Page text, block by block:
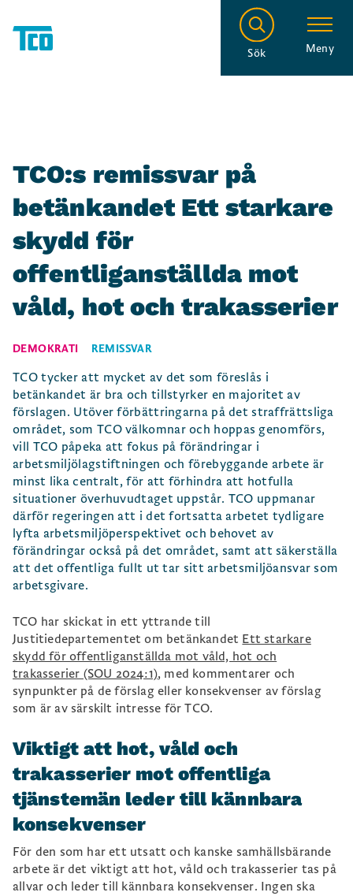
Sök Meny
TCO:s remissvar på
betänkandet Ett starkare
skydd för
offentliganställda mot
våld, hot och trakasserier
DEMOKRATI REMISSVAR
TCO tycker att mycket av det som föreslås i
betänkandet är bra och tillstyrker en majoritet av
förslagen. Utöver förbättringarna på det straffrättsliga
området, som TCO välkomnar och hoppas genomförs,
vill TCO påpeka att fokus på förändringar i
arbetsmiljölagstiftningen och förebyggande arbete är
minst lika centralt, för att förhindra att hotfulla
situationer överhuvudtaget uppstår. TCO uppmanar
därför regeringen att i det fortsatta arbetet tydligare
lyfta arbetsmiljöperspektivet och behovet av
förändringar också på det området, samt att säkerställa
att det offentliga fullt ut tar sitt arbetsmiljöansvar som
arbetsgivare.
TCO har skickat in ett yttrande till
Justitiedepartementet om betänkandet Ett starkare
skydd för offentliganställda mot våld, hot och
trakasserier (SOU 2024:1), med kommentarer och
synpunkter på de förslag eller konsekvenser av förslag
som är av särskilt intresse för TCO.
Viktigt att hot, våld och
trakasserier mot offentliga
tjänstemän leder till kännbara
konsekvenser
För den som har ett utsatt och kanske samhällsbärande
arbete är det viktigt att hot, våld och trakasserier tas på
allvar och leder till kännbara konsekvenser. Ingen ska